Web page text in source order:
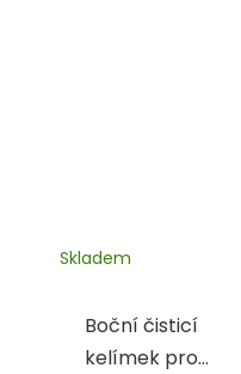
Boční čisticí
kelímek pro
Skladem